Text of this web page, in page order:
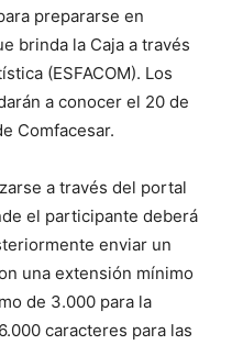
prepararse en
brinda la Caja a través
(ESFACOM). Los
a conocer el 20 de
Comfacesar.
a través del portal
el participante deberá
enviar un
una extensión mínimo
de 3.000 para la
caracteres para las